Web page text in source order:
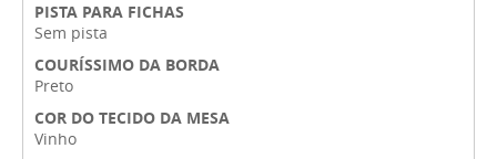
PISTA PARA FICHAS
Sem pista
COURÍSSIMO DA BORDA
Preto
COR DO TECIDO DA MESA
Vinho